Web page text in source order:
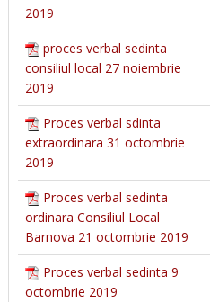
2019
proces verbal sedinta
consiliul local 27 noiembrie
2019
Proces verbal sdinta
extraordinara 31 octombrie
2019
Proces verbal sedinta
ordinara Consiliul Local
Barnova 21 octombrie 2019
Proces verbal sedinta 9
octombrie 2019